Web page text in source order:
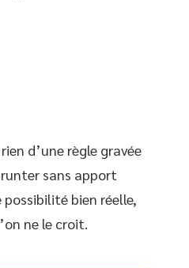
d’une règle gravée
sans apport
bien réelle,
ne le croit.